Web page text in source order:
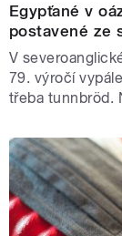
Egypťané v
postavené ze
V
79. výročí
třeba tunnbröd.